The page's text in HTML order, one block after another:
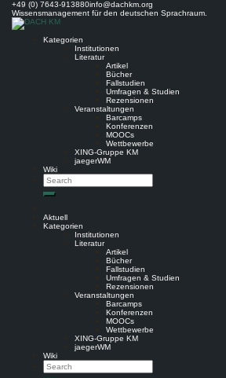
Skip
content
+49 (0) 7643-913880info@dachkm.org
Wissensmanagement für den deutschen Sprachraum.
Kategorien
Institutionen
Literatur
Artikel
Bücher
Fallstudien
Umfragen & Studien
Rezensionen
Veranstaltungen
Barcamps
Konferenzen
MOOCs
Wettbewerbe
XING-Gruppe KM
jaegerWM
Wiki
Search
Search
Aktuell
Kategorien
Institutionen
Literatur
Artikel
Bücher
Fallstudien
Umfragen & Studien
Rezensionen
Veranstaltungen
Barcamps
Konferenzen
MOOCs
Wettbewerbe
XING-Gruppe KM
jaegerWM
Wiki
Search